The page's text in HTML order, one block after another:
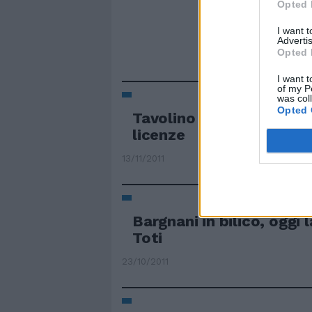
Opted
I want
Opted
I want
of my
was
Opted
Tavolino autorizzato In
licenze
13/11/2011
Bargnani in bilico, oggi
Toti
23/10/2011